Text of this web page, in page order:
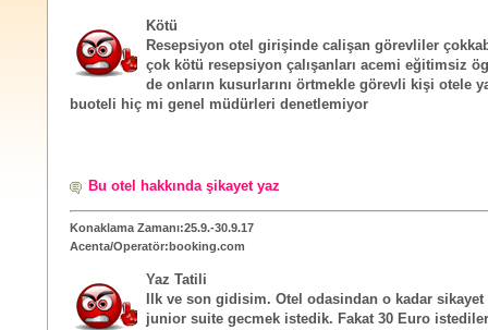
Kötü
Resepsiyon otel girişinde calişan görevliler
çok kötü resepsiyon çalışanları acemi eğitimsiz
de onların kusurlarını örtmekle görevli kişi otele
buoteli hiç mi genel müdürleri denetlemiyor
Bu otel hakkında şikayet yaz
Konaklama Zamanı:25.9.-30.9.17
Acenta/Operatör:booking.com
Yaz Tatili
Ilk ve son gidisim. Otel odasindan o kadar
junior suite gecmek istedik. Fakat 30 Euro